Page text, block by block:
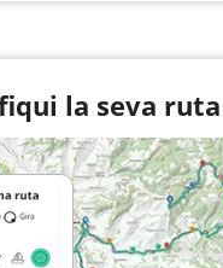
la seva ruta